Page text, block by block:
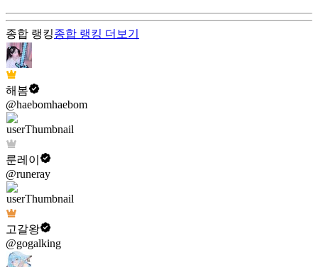
종합 랭킹종합 랭킹 더보기
해봄
@haebomhaebom
룬레이
@runeray
고갈왕
@gogalking